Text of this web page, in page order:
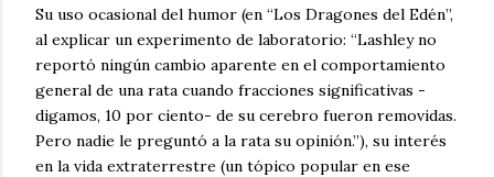
Su uso ocasional del humor (en “Los Dragones del Edén”,
al explicar un experimento de laboratorio: “Lashley no
reportó ningún cambio aparente en el comportamiento
general de una rata cuando fracciones significativas -
digamos, 10 por ciento- de su cerebro fueron removidas.
Pero nadie le preguntó a la rata su opinión.”), su interés
en la vida extraterrestre (un tópico popular en ese